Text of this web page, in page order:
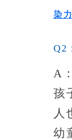
染
Q2
A：
孩
人
幼